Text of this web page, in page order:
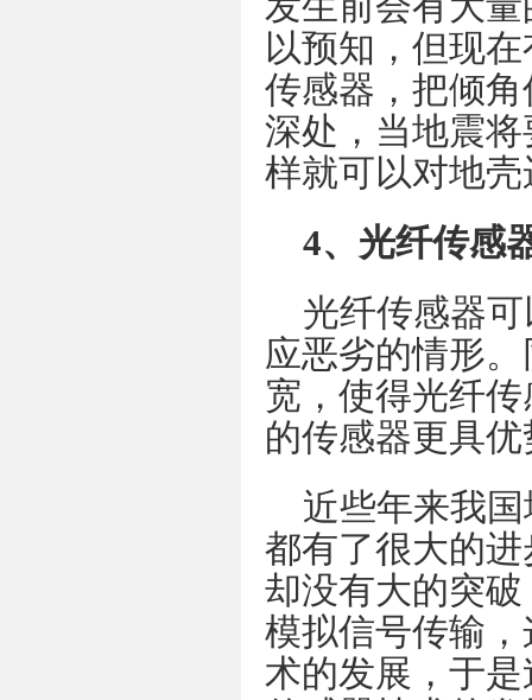
以预知，但现
传感器，把倾
深处，当地震
样就可以对地
4、光纤传感
光纤传感器
应恶劣的情形
宽，使得光纤
的传感器更具优
近些年来我
都有了很大的
却没有大的突
模拟信号传输
术的发展，于